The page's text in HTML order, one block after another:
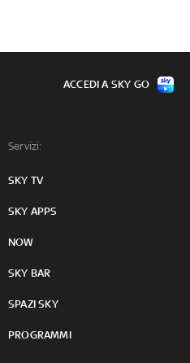
Servizi:
SKY TV
SKY APPS
NOW
SKY BAR
SPAZI SKY
PROGRAMMI
ACCEDI A SKY GO